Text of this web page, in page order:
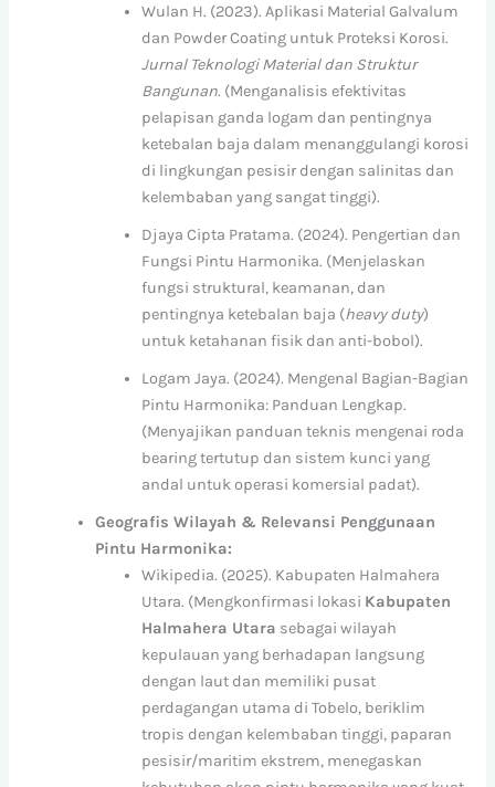
Wulan H. (2023). Aplikasi Material Galvalum
dan Powder Coating untuk Proteksi Korosi.
Jurnal Teknologi Material dan Struktur
Bangunan. (Menganalisis efektivitas
pelapisan ganda logam dan pentingnya
ketebalan baja dalam menanggulangi korosi
di lingkungan pesisir dengan salinitas dan
kelembaban yang sangat tinggi).
Djaya Cipta Pratama. (2024). Pengertian dan
Fungsi Pintu Harmonika. (Menjelaskan
fungsi struktural, keamanan, dan
pentingnya ketebalan baja (heavy duty)
untuk ketahanan fisik dan anti-bobol).
Logam Jaya. (2024). Mengenal Bagian-Bagian
Pintu Harmonika: Panduan Lengkap.
(Menyajikan panduan teknis mengenai roda
bearing tertutup dan sistem kunci yang
andal untuk operasi komersial padat).
Geografis Wilayah & Relevansi Penggunaan
Pintu Harmonika:
Wikipedia. (2025). Kabupaten Halmahera
Utara. (Mengkonfirmasi lokasi Kabupaten
Halmahera Utara sebagai wilayah
kepulauan yang berhadapan langsung
dengan laut dan memiliki pusat
perdagangan utama di Tobelo, beriklim
tropis dengan kelembaban tinggi, paparan
pesisir/maritim ekstrem, menegaskan